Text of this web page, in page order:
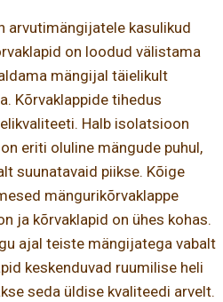
arvutimängijatele kasulikud
on loodud välistama
mängijal täielikult
Kõrvaklappide tihedus
Halb isolatsioon
eriti oluline mängude puhul,
suunatavaid piikse. Kõige
mängurikõrvaklappe
ja kõrvaklapid on ühes kohas.
ajal teiste mängijatega vabalt
keskenduvad ruumilise heli
seda üldise kvaliteedi arvelt.